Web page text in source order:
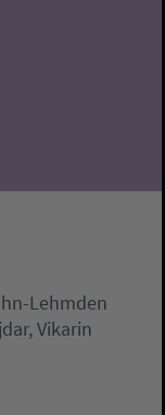
Lehmden
Vikarin